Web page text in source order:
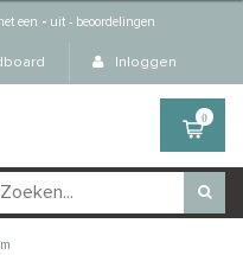
een - uit -beoordelingen
Inloggen
0